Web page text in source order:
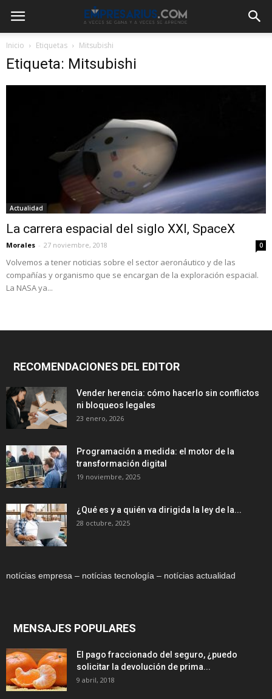
Inicio Etiquetas Mitsubishi
Etiqueta: Mitsubishi
Actualidad
La carrera espacial del siglo XXI, SpaceX
Morales - 27 noviembre, 2018 0
Volvemos a tener noticias sobre el sector aeronáutico y de las
compañías y organismo que se encargan de la exploración espacial.
La NASA ya...
RECOMENDACIONES DEL EDITOR
Vender herencia: cómo hacerlo sin conflictos
ni bloqueos legales
23 enero, 2026
Programación a medida: el motor de la
transformación digital
19 noviembre, 2025
¿Qué es y a quién va dirigida la ley de la...
28 octubre, 2025
notícias empresa – notícias tecnología – notícias actualidad
MENSAJES POPULARES
El pago fraccionado del seguro, ¿puedo
solicitar la devolución de prima...
9 abril, 2018